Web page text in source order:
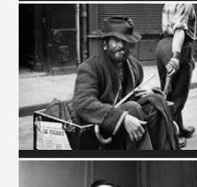
CIRQUE
CLOCHARDS